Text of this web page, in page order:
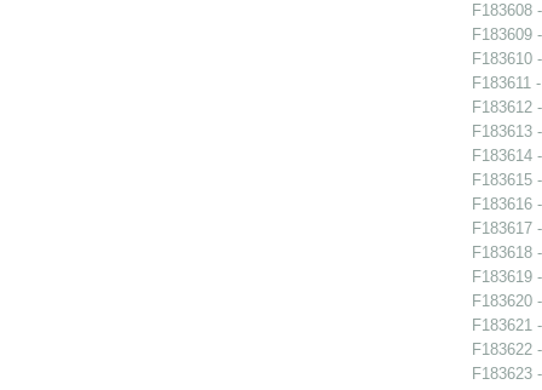
F183608
F183609
F183610
F183611
F183612
F183613
F183614
F183615
F183616
F183617
F183618
F183619
F183620
F183621
F183622
F183623